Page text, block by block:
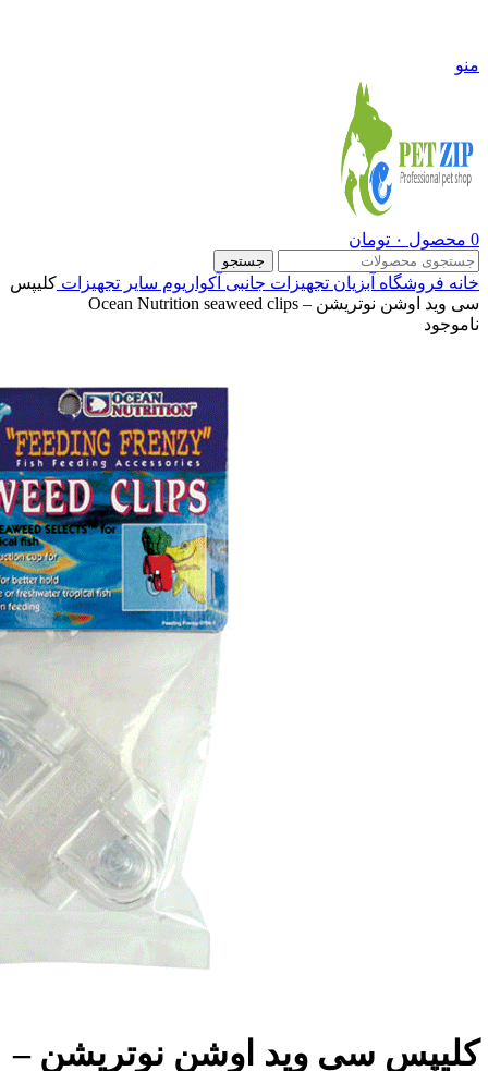
منو
0 محصول ۰ تومان
جستجو
خانه فروشگاه آبزیان تجهیزات جانبی آکواریوم سایر تجهیزات کلیپس
سی وید اوشن نوتریشن – Ocean Nutrition seaweed clips
ناموجود
کلیپس سی وید اوشن نوتریشن –